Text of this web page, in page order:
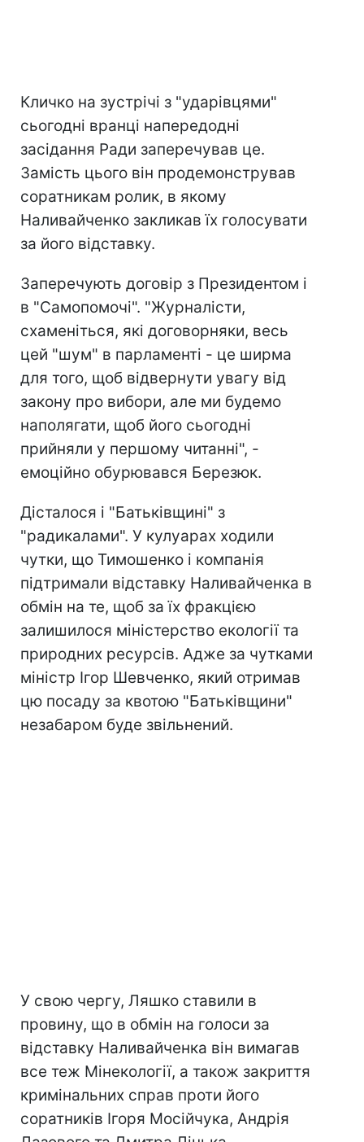
Кличко на зустрічі з "ударівцями"
сьогодні вранці напередодні
засідання Ради заперечував це.
Замість цього він продемонстрував
соратникам ролик, в якому
Наливайченко закликав їх голосувати
за його відставку.
Заперечують договір з Президентом і
в "Самопомочі". "Журналісти,
схаменіться, які договорняки, весь
цей "шум" в парламенті - це ширма
для того, щоб відвернути увагу від
закону про вибори, але ми будемо
наполягати, щоб його сьогодні
прийняли у першому читанні", -
емоційно обурювався Березюк.
Дісталося і "Батьківщині" з
"радикалами". У кулуарах ходили
чутки, що Тимошенко і компанія
підтримали відставку Наливайченка в
обмін на те, щоб за їх фракцією
залишилося міністерство екології та
природних ресурсів. Адже за чутками
міністр Ігор Шевченко, який отримав
цю посаду за квотою "Батьківщини"
незабаром буде звільнений.
У свою чергу, Ляшко ставили в
провину, що в обмін на голоси за
відставку Наливайченка він вимагав
все теж Мінекології, а також закриття
кримінальних справ проти його
соратників Ігоря Мосійчука, Андрія